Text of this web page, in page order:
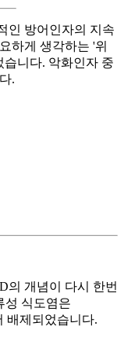
인 방어인자의 지속
하게 생각하는 '위
니다. 악화인자 중
.
의 개념이 다시 한번
성 식도염은
배제되었습니다.